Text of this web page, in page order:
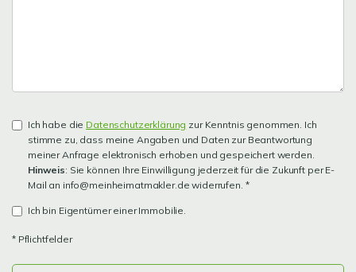
Ich habe die Datenschutzerklärung zur Kenntnis genommen. Ich
stimme zu, dass meine Angaben und Daten zur Beantwortung
meiner Anfrage elektronisch erhoben und gespeichert werden.
Hinweis: Sie können Ihre Einwilligung jederzeit für die Zukunft per E-
Mail an info@meinheimatmakler.de widerrufen. *
Ich bin Eigentümer einer Immobilie.
* Pflichtfelder